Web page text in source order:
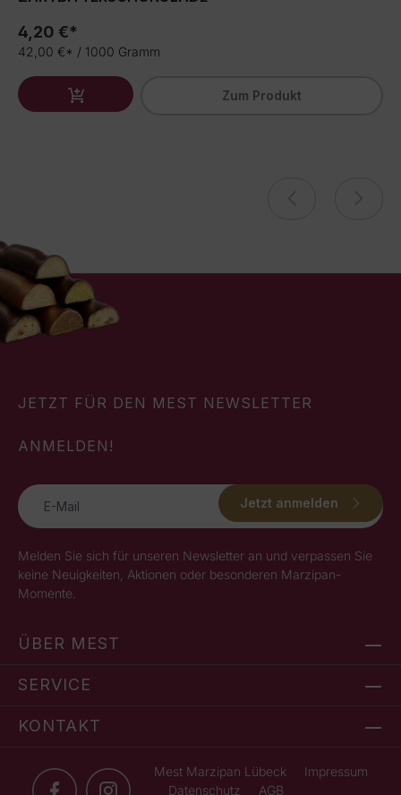
4,20 €*
42,00 €* / 1000 Gramm
Zum Produkt
JETZT FÜR DEN MEST NEWSLETTER
ANMELDEN!
Jetzt anmelden
Melden Sie sich für unseren Newsletter an und verpassen Sie
keine Neuigkeiten, Aktionen oder besonderen Marzipan-
Momente.
ÜBER MEST
SERVICE
KONTAKT
Mest Marzipan Lübeck Impressum
Datenschutz
AGB